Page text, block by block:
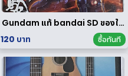
Gundam แท้ bandai SD ของใหม่
120 บาท
ซื้อทันที